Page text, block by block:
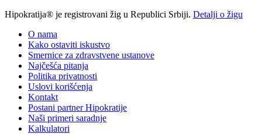
Hipokratija® je registrovani žig u Republici Srbiji. Detalji o žigu
O nama
Kako ostaviti iskustvo
Smernice za zdravstvene ustanove
Najčešća pitanja
Politika privatnosti
Uslovi korišćenja
Kontakt
Postani partner Hipokratije
Naši primeri saradnje
Kalkulatori